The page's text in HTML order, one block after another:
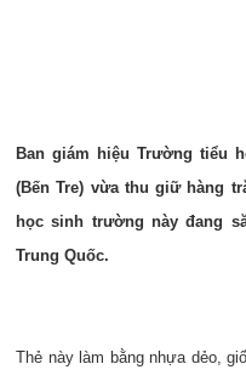
Ban giám hiệu Trường tiểu
(Bến Tre) vừa thu giữ hàng
học sinh trường này đang
Trung Quốc.
Thẻ này làm bằng nhựa dẻo,